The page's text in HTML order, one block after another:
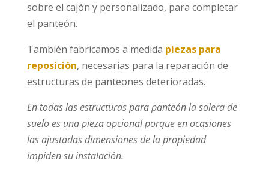
sobre el cajón y personalizado, para completar
el panteón.
También fabricamos a medida piezas para
reposición, necesarias para la reparación de
estructuras de panteones deterioradas.
En todas las estructuras para panteón la solera de
suelo es una pieza opcional porque en ocasiones
las ajustadas dimensiones de la propiedad
impiden su instalación.